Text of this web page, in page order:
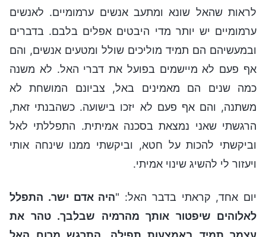
לראות שהאל שונא ומתעב אנשים ערמומיים. לאנשים
ערמומיים יש יותר מדי היבטים אפלים בלבם. בדברים
ובמעשיהם הם תמיד מוליכים שולל ומטעים אנשים, והם
אף פעם לא מיישמים בפועל את דברי האל. לא משנה
כמה שנים הם מאמינים באל, צביונם המושחת לא
משתנה, והם אף פעם לא יזכו בישועה. כשהבנתי זאת,
הרגשתי שאני נמצאת בסכנה אמיתית. התפללתי לאל
וביקשתי להכות על חטא, וביקשתי ממנו שינחה אותי
ויעזור לי להשיג שינוי אמיתי.
יום אחד, קראתי בדבר האל: "היה אדם ישר. התפלל
לאלוהים שיפטור אותך מהרמיה שבלבך. טהר את